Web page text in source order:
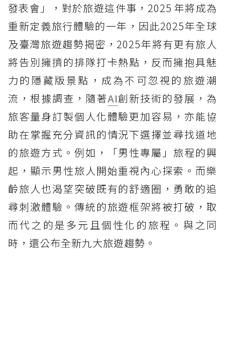
發表會」，對於旅遊這件事，2025 年將成為
重新定義旅行體驗的一年，因此2025年全球
及臺灣旅遊趨勢揭密，2025年將有更有旅人
將告別擁擠的排隊打卡熱點，反而擁抱具魅
力的隱藏版景點，成為不可忽視的旅遊潮
流，根據調查，隨著AI創新技術的發展，為
旅客量身訂製個人化體驗更加容易，亦能協
助在掌握充分資訊的情況下選擇並尋找道地
的旅遊方式。例如，「男性專屬」旅程的興
起，顯示男性旅人開始重視內心探索。而樂
齡旅人也渴望突破既有的舒適圈，勇敢的追
尋刺激體驗。傳統的旅遊框架將被打破，取
而代之的是多元且個性化的旅程。與之同
時，還公布全新九大旅遊趨勢。